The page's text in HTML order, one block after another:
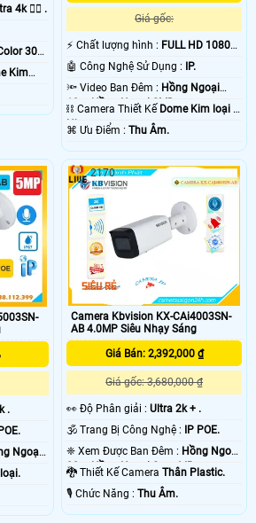
4k 👍🏾 .
30m
Kim
Giá gốc:
️⚡ Chất lượng hình : FULL HD 1080P
.
🤖️ Công Nghệ Sử Dụng :
IP.
🔦 Video Ban Đêm : Hồng Ngoại
10m Hồng Ngoại SMD.
⛓ Camera Thiết Kế Dome Kim loại +
Nhựa.
️⌘ Ưu Điểm :Thu Âm.
.
Ngoại
Camera Kbvision KX-CAi4003SN-
AB 4.0MP Siêu Nhạy Sáng
Giá Bán: 2,392,000 ₫
Giá gốc: 3,680,000 ₫
️👀 Độ Phân giải :Ultra 2k + .
🕉️ Trang Bị Công Nghệ : IP POE.
❈ Xem Được Ban Đêm : Hồng Ngoại
80m Hồng Ngoại Smart IR.
🐉️ Thiết Kế CameraThân Plastic.
️🎙 Chức Năng :Thu Âm.
2170